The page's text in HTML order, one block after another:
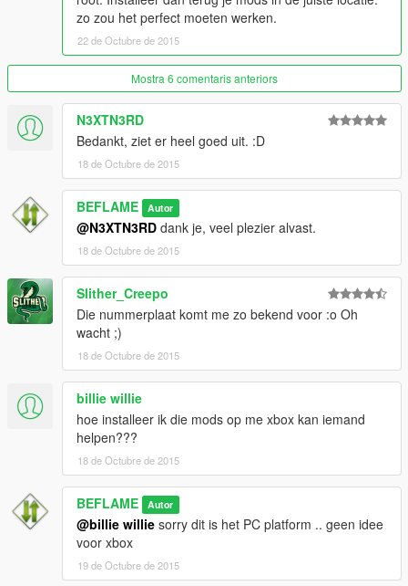
zo zou het perfect moeten werken.
22 de Octubre de 2015
Mostra 6 comentaris anteriors
N3XTN3RD
Bedankt, ziet er heel goed uit. :D
18 de Octubre de 2015
BEFLAME Autor
@N3XTN3RD dank je, veel plezier alvast.
18 de Octubre de 2015
Slither_Creepo
Die nummerplaat komt me zo bekend voor :o Oh
wacht ;)
18 de Octubre de 2015
billie willie
hoe installeer ik die mods op me xbox kan iemand
helpen???
18 de Octubre de 2015
BEFLAME Autor
@billie willie sorry dit is het PC platform .. geen idee
voor xbox
19 de Octubre de 2015